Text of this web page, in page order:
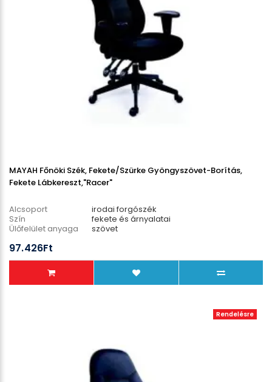
MAYAH Főnöki Szék, Fekete/szürke Gyöngyszövet-Borítás,
Fekete Lábkereszt,"Racer"
Alcsoport
irodai forgószék
Szín
fekete és árnyalatai
Ülőfelület anyaga
szövet
Teherbírás
97.426Ft
Rendelésre